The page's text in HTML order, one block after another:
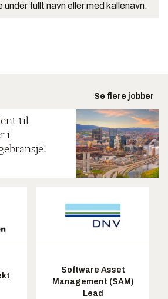
under fullt navn eller med kallenavn.
Se flere jobber
til
i
Software Asset
Management (SAM)
Lead